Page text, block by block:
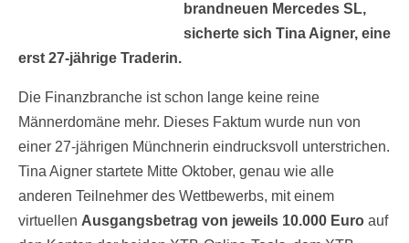
brandneuen Mercedes SL,
sicherte sich Tina Aigner, eine
erst 27-jährige Traderin.
Die Finanzbranche ist schon lange keine reine
Männerdomäne mehr. Dieses Faktum wurde nun von
einer 27-jährigen Münchnerin eindrucksvoll unterstrichen.
Tina Aigner startete Mitte Oktober, genau wie alle
anderen Teilnehmer des Wettbewerbs, mit einem
virtuellen Ausgangsbetrag von jeweils 10.000 Euro auf